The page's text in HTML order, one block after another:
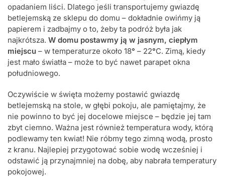
opadaniem liści. Dlatego jeśli transportujemy gwiazdę
betlejemską ze sklepu do domu – dokładnie owińmy ją
papierem i zadbajmy o to, żeby ta podróż była jak
najkrótsza. W domu postawmy ją w jasnym, ciepłym
miejscu – w temperaturze około 18° – 22°C. Zimą, kiedy
jest mało światła – może to być nawet parapet okna
południowego.
Oczywiście w święta możemy postawić gwiazdę
betlejemską na stole, w głębi pokoju, ale pamiętajmy, że
nie powinno to być jej docelowe miejsce – będzie jej tam
zbyt ciemno. Ważna jest również temperatura wody, którą
podlewamy ten kwiat! Nie róbmy tego zimną wodą, prosto
z kranu. Najlepiej przygotować sobie wodę wcześniej i
odstawić ją przynajmniej na dobę, aby nabrała temperatury
pokojowej.